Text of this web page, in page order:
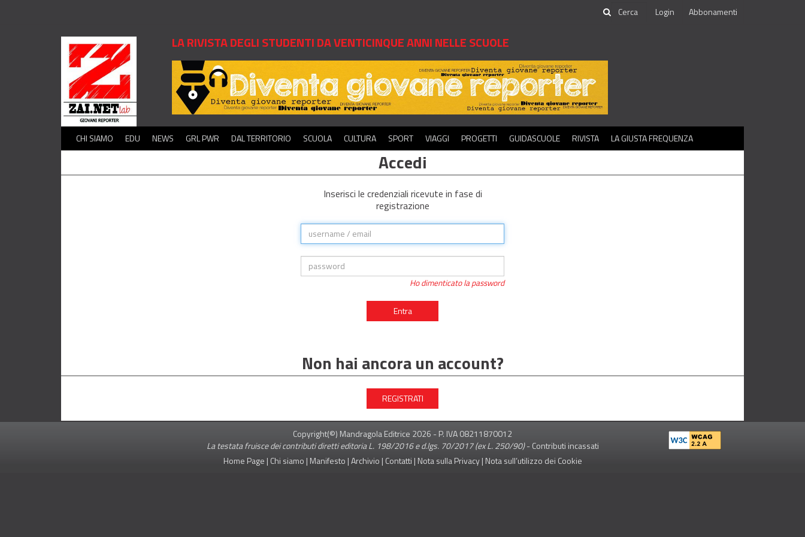
Login Abbonamenti
LA RIVISTA DEGLI STUDENTI DA VENTICINQUE ANNI NELLE SCUOLE
CHI SIAMO EDU NEWS GRL PWR DAL TERRITORIO SCUOLA CULTURA SPORT VIAGGI PROGETTI GUIDASCUOLE RIVISTA LA GIUSTA FREQUENZA
Accedi
Inserisci le credenziali ricevute in fase di
registrazione
Ho dimenticato la password
Entra
Non hai ancora un account?
REGISTRATI
Copyright(©) Mandragola Editrice 2026 - P. IVA 08211870012
La testata fruisce dei contributi diretti editoria L. 198/2016 e d.lgs. 70/2017 (ex L. 250/90)-Contributi incassati
Home Page | Chi siamo | Manifesto |Archivio | Contatti | Nota sulla Privacy| Nota sull’utilizzo dei Cookie